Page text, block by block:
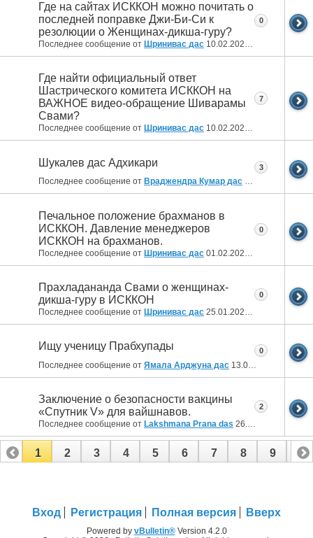
Где на сайтах ИСККОН можно почитать о
последней поправке Джи-Би-Си к
резолюции о Женщинах-дикша-гуру?
Последнее сообщение от Шринивас дас 10.02.2022 14:44
0
Где найти официальный ответ
Шастрического комитета ИСККОН на
ВАЖНОЕ видео-обращение Шиварамы
Свами?
Последнее сообщение от Шринивас дас 10.02.2022 14:25
7
Шукалев дас Адхикари
Последнее сообщение от Враджендра Кумар дас 04:23
3
Печальное положение брахманов в
ИСККОН. Давление менеджеров
ИСККОН на брахманов.
Последнее сообщение от Шринивас дас 01.02.2022
0
Прахладананда Свами о женщинах-
дикша-гуру в ИСККОН
Последнее сообщение от Шринивас дас 25.01.2022 23:52
0
Ищу ученицу Прабхупады
Последнее сообщение от Ямала Арджуна дас 13.01.2022 19:10
0
Заключение о безопасности вакцины
«Спутник V» для вайшнавов.
Последнее сообщение от Lakshmana Prana das 26.06.2021
2
1 2 3 4 5 6 7 8 9 10
Вход Регистрация Полная версия Вверх
Powered by vBulletin®Version 4.2.0